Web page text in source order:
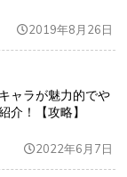
2019年8月26日
ャラが魅力的でや
介！【攻略】
2022年6月7日